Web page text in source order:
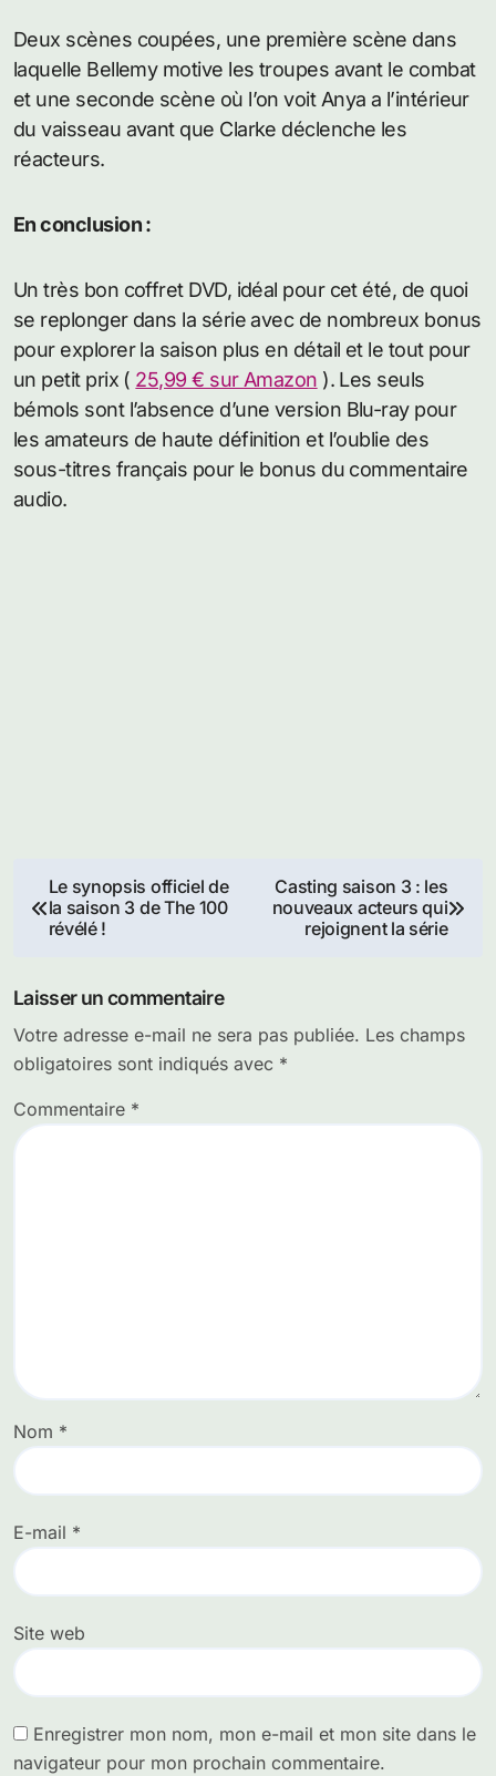
Deux scènes coupées, une première scène dans
laquelle Bellemy motive les troupes avant le combat
et une seconde scène où l’on voit Anya a l’intérieur
du vaisseau avant que Clarke déclenche les
réacteurs.
En conclusion :
Un très bon coffret DVD, idéal pour cet été, de quoi
se replonger dans la série avec de nombreux bonus
pour explorer la saison plus en détail et le tout pour
un petit prix ( 25,99 € sur Amazon ). Les seuls
bémols sont l’absence d’une version Blu-ray pour
les amateurs de haute définition et l’oublie des
sous-titres français pour le bonus du commentaire
audio.
Navigation
de
l’article
Le synopsis officiel de
la saison 3 de The 100
révélé !
Casting saison 3 : les
nouveaux acteurs qui
rejoignent la série
Laisser un commentaire
Votre adresse e-mail ne sera pas publiée. Les champs
obligatoires sont indiqués avec *
Commentaire *
Nom *
E-mail *
Site web
Enregistrer mon nom, mon e-mail et mon site dans le
navigateur pour mon prochain commentaire.